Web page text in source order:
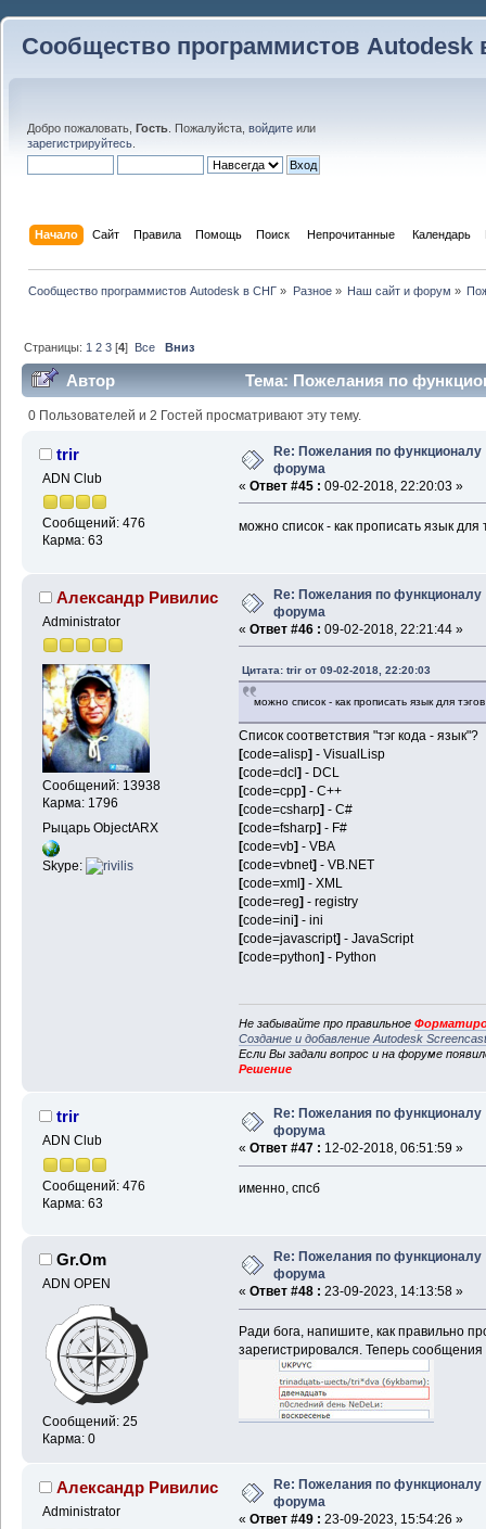
Сообщество программистов Autodesk
Добро пожаловать, Гость . Пожалуйста, войдите или
зарегистрируйтесь
Начало Сайт Правила Помощь Поиск Непрочитанные Календарь
Сообщество программистов Autodesk в СНГ » Разное» Наш сайт и форум »
Страницы: 1 2 3 [4] Все Вниз
Автор Тема: Пожелания по
0 Пользователей и 2 Гостей просматривают эту тему.
trir
ADN Club
Сообщений: 476
Карма: 63
Re: Пожелания по функционалу
форума
« Ответ #45 : 09-02-2018, 22:20:03 »
можно список - как прописать язык для
Александр Ривилис
Administrator
Сообщений: 13938
Карма: 1796
Рыцарь ObjectARX
Skype:
Re: Пожелания по функционалу
форума
« Ответ #46 : 09-02-2018, 22:21:44 »
Цитата: trir от 09-02-2018, 22:20:03
можно список - как прописать язык для
Список соответствия "тэг кода - язык"?
[code=alisp]- VisualLisp
[code=dcl]- DCL
[code=cpp]- C++
[code=csharp]- C#
[code=fsharp]- F#
[code=vb]- VBA
[code=vbnet]- VB.NET
[code=xml]- XML
[code=reg]- registry
[code=ini]- ini
[code=javascript]- JavaScript
[code=python]- Python
Не забывайте про правильное
Создание и добавление Autodesk
Если Вы задали вопрос и на форуме
Решение
trir
ADN Club
Сообщений: 476
Карма: 63
Re: Пожелания по функционалу
форума
« Ответ #47 : 12-02-2018, 06:51:59 »
именно, спсб
Gr.Om
ADN OPEN
Сообщений: 25
Карма: 0
Re: Пожелания по функционалу
форума
« Ответ #48 : 23-09-2023, 14:13:58 »
Ради бога, напишите, как правильно
зарегистрировался. Теперь
Александр Ривилис
Administrator
Re: Пожелания по функционалу
форума
« Ответ #49 : 23-09-2023, 15:54:26 »